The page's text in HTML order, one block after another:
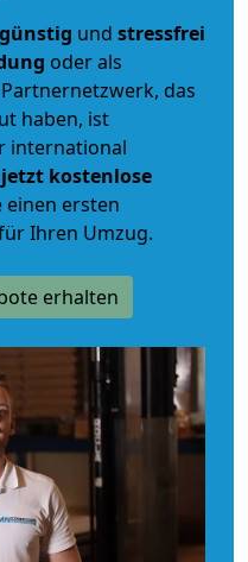
und stressfrei
oder als
das
haben, ist
international
kostenlose
einen ersten
Ihren Umzug.
erhalten